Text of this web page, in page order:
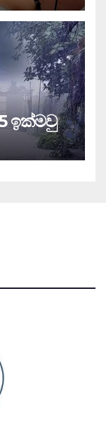
ඉක්මවු